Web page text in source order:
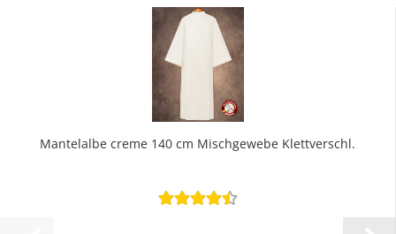
Mantelalbe creme 140 cm Mischgewebe Klettverschl.